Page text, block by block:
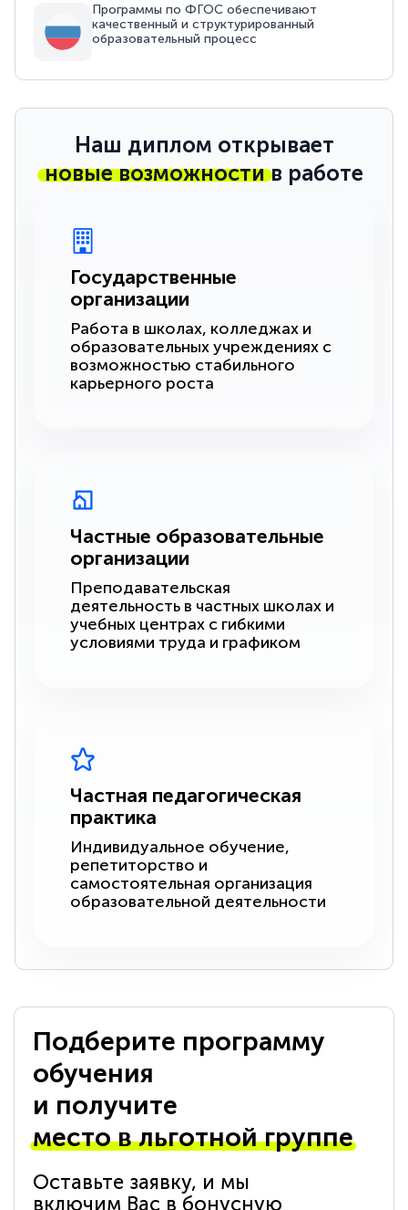
Программы по ФГОС обеспечивают
качественный и структурированный
образовательный процесс
Наш диплом открывает
новые возможностив работе
Государственные
организации
Работа в школах, колледжах и
образовательных учреждениях с
возможностью стабильного
карьерного роста
Частные образовательные
организации
Преподавательская
деятельность в частных школах и
учебных центрах с гибкими
условиями труда и графиком
Частная педагогическая
практика
Индивидуальное обучение,
репетиторство и
самостоятельная организация
образовательной деятельности
Подберите программу
обучения
и получите
место в льготной группе
Оставьте заявку, и мы
включим Вас в бонусную